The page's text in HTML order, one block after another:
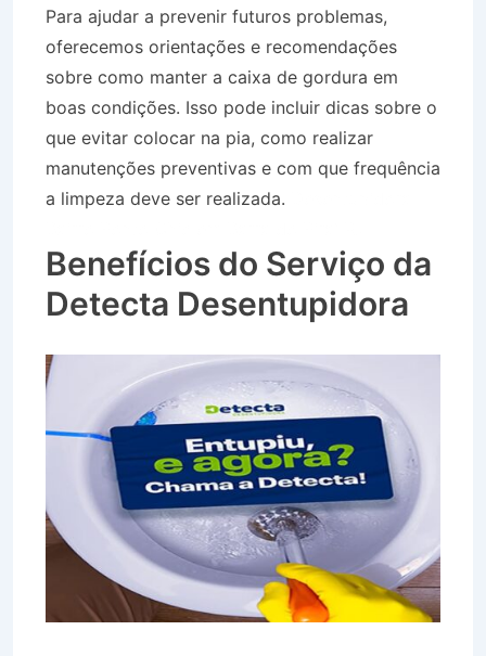
Para ajudar a prevenir futuros problemas,
oferecemos orientações e recomendações
sobre como manter a caixa de gordura em
boas condições. Isso pode incluir dicas sobre o
que evitar colocar na pia, como realizar
manutenções preventivas e com que frequência
a limpeza deve ser realizada.
Benefícios do Serviço da
Detecta Desentupidora